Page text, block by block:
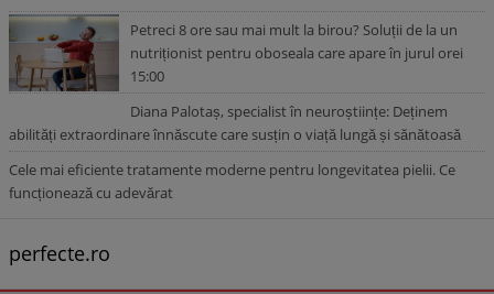
Petreci 8 ore sau mai mult la birou? Soluții de la un
nutriționist pentru oboseala care apare în jurul orei
15:00
Diana Palotaș, specialist în neuroștiințe: Deținem
abilități extraordinare înnăscute care susțin o viață lungă și sănătoasă
Cele mai eficiente tratamente moderne pentru longevitatea pielii. Ce
funcționează cu adevărat
perfecte.ro